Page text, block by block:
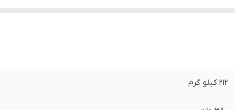
212 کیلو گرم